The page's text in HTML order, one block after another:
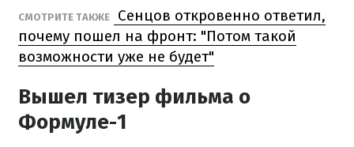
СМОТРИТЕ ТАКЖЕ
Сенцов откровенно ответил,
почему пошел на фронт: "Потом такой
возможности уже не будет"
Вышел тизер фильма о
Формуле-1